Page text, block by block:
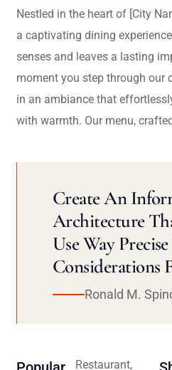
Nestled in the heart of [City
a captivating dining
senses and leaves a lasting
moment you step through our
in an ambiance that
with warmth. Our menu,
Create An
Architecture
Use Way
Considerations
Ronald M.
Restaurant,